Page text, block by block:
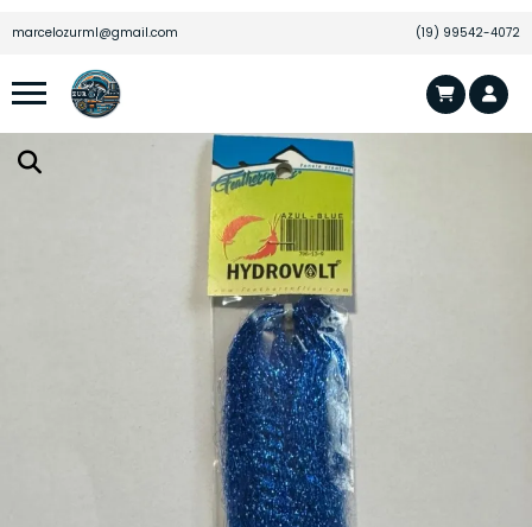
marcelozurml@gmail.com (19) 99542-4072